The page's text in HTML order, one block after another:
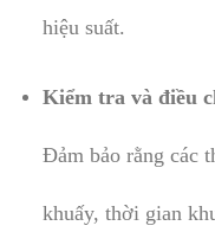
hiệu suất.
Kiểm tra và điều
Đảm bảo rằng các
khuấy, thời gian